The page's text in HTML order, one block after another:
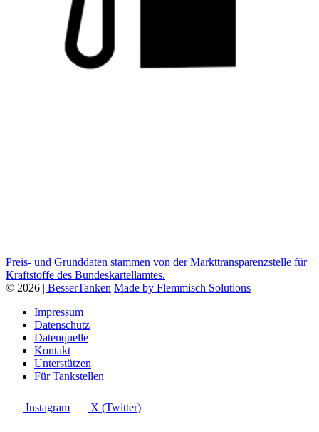
Preis- und Grunddaten stammen von der Markttransparenzstelle für
Kraftstoffe des Bundeskartellamtes.
© 2026 | BesserTanken Made by Flemmisch Solutions
Impressum
Datenschutz
Datenquelle
Kontakt
Unterstützen
Für Tankstellen
Instagram X (Twitter)